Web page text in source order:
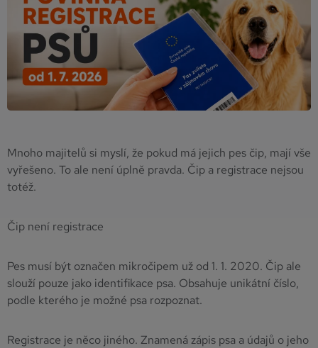
Mnoho majitelů si myslí, že pokud má jejich pes čip, mají vše
vyřešeno. To ale není úplně pravda. Čip a registrace nejsou
totéž.
Čip není registrace
Pes musí být označen mikročipem už od 1. 1. 2020. Čip ale
slouží pouze jako identifikace psa. Obsahuje unikátní číslo,
podle kterého je možné psa rozpoznat.
Registrace je něco jiného. Znamená zápis psa a údajů o jeho